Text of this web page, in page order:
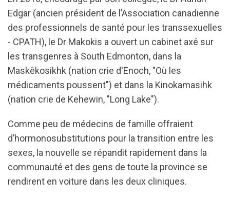
Edgar (ancien président de l’Association canadienne
des professionnels de santé pour les transsexuelles
- CPATH), le Dr Makokis a ouvert un cabinet axé sur
les transgenres à South Edmonton, dans la
Maskêkosikhk (nation crie d'Enoch, "Où les
médicaments poussent") et dans la Kinokamasihk
(nation crie de Kehewin, "Long Lake").
Comme peu de médecins de famille offraient
d’hormonosubstitutions pour la transition entre les
sexes, la nouvelle se répandit rapidement dans la
communauté et des gens de toute la province se
rendirent en voiture dans les deux cliniques.